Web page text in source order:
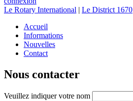
Le Rotary International | Le District 1670
Accueil
Informations
Nouvelles
Contact
Nous contacter
Veuillez indiquer votre nom